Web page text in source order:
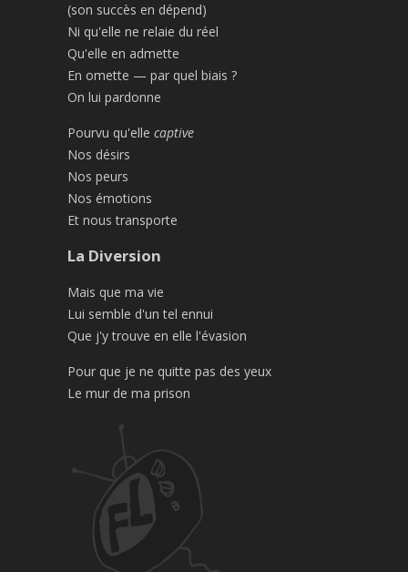
(son succès en dépend)
Ni qu'elle ne relaie du réel
Qu'elle en admette
En omette — par quel biais ?
On lui pardonne
Pourvu qu'elle captive
Nos désirs
Nos peurs
Nos émotions
Et nous transporte
La Diversion
Mais que ma vie
Lui semble d'un tel ennui
Que j'y trouve en elle l'évasion
Pour que je ne quitte pas des yeux
Le mur de ma prison